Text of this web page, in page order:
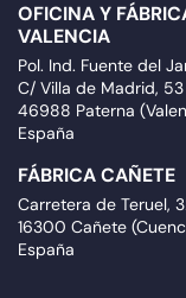
OFICINA Y
VALENCIA
Pol. Ind. Fuente del
C/ Villa de Madrid, 53
46988 Paterna
España
FÁBRICA CAÑETE
Carretera de Teruel,
16300 Cañete
España